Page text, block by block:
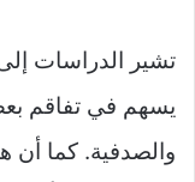
يسهم في تفاقم
والصدفية. كما